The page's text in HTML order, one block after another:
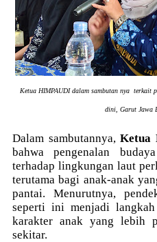
Ketua HIMPAUDI dalam sambutan nya terkait
dini, Garut Jawa
Dalam sambutannya,Ketua
bahwa pengenalan
terhadap lingkungan laut
terutama bagi anak-anak
pantai. Menurutnya,
seperti ini menjadi
karakter anak yang lebih
sekitar.